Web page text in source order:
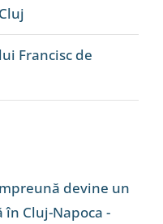
Francisc de
devine un
în Cluj-Napoca -